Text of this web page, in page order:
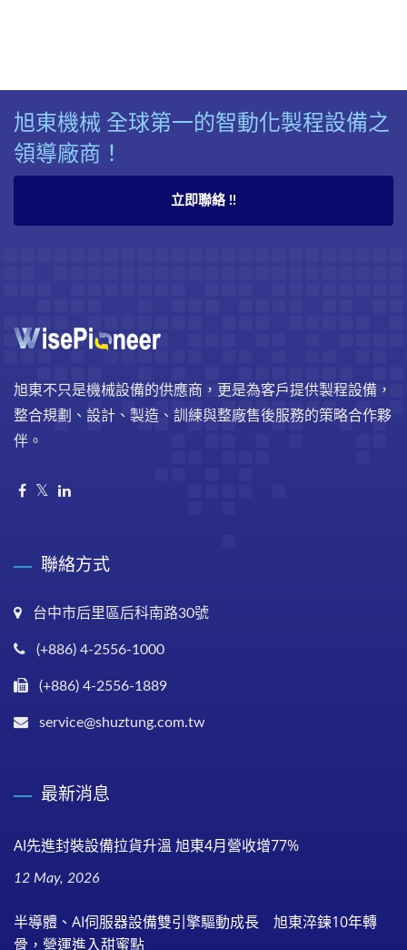
旭東機械 全球第一的智動化製程設備之
領導廠商！
立即聯絡 !!
旭東不只是機械設備的供應商，更是為客戶提供製程設備，
整合規劃、設計、製造、訓練與整廠售後服務的策略合作夥
伴。
聯絡方式
台中市后里區后科南路30號
(+886) 4-2556-1000
(+886) 4-2556-1889
service@shuztung.com.tw
最新消息
AI先進封裝設備拉貨升溫 旭東4月營收增77%
12 May, 2026
半導體、AI伺服器設備雙引擎驅動成長 旭東淬鍊10年轉
骨，營運進入甜蜜點